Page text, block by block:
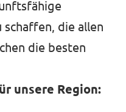
schaffen, die allen
die besten
unsere Region: